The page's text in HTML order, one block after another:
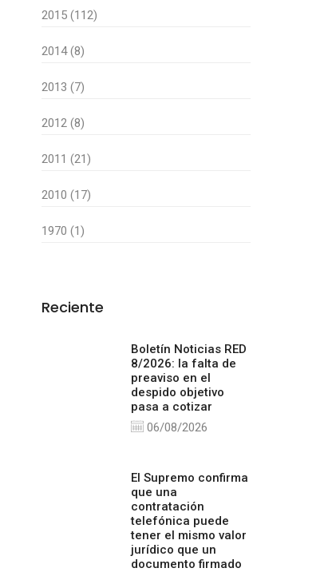
2015 (112)
2014 (8)
2013 (7)
2012 (8)
2011 (21)
2010 (17)
1970 (1)
Reciente
Boletín Noticias RED
8/2026: la falta de
preaviso en el
despido objetivo
pasa a cotizar
06/08/2026
El Supremo confirma
que una
contratación
telefónica puede
tener el mismo valor
jurídico que un
documento firmado